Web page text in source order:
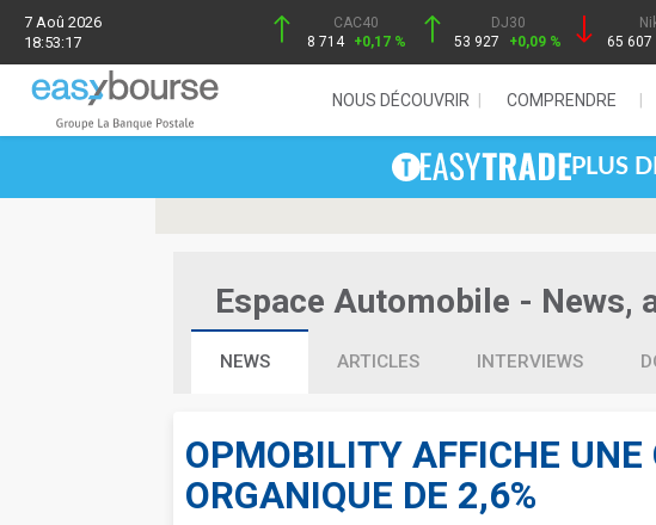
7 Aoû 2026
18:53:17
CAC40
8 714 +0,17 %
DJ30
53 927
+0,09 %
65 607
NOUS DÉCOUVRIR COMPRENDRE
PLUS
Espace Automobile -
NEWS ARTICLES INTERVIEWS
OPMOBILITY AFFICHE UNE
ORGANIQUE DE 2,6%